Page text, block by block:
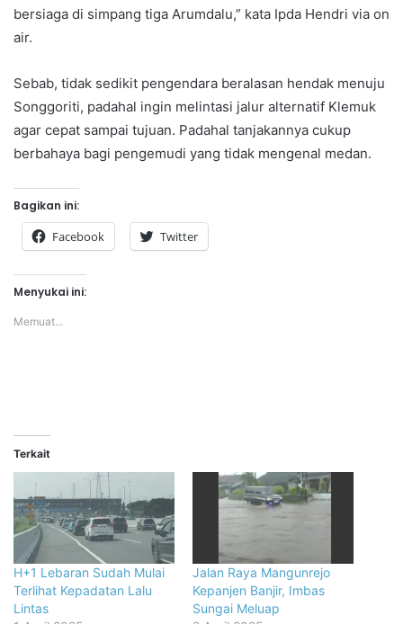
bersiaga di simpang tiga Arumdalu,” kata Ipda Hendri via on
air.
Sebab, tidak sedikit pengendara beralasan hendak menuju
Songgoriti, padahal ingin melintasi jalur alternatif Klemuk
agar cepat sampai tujuan. Padahal tanjakannya cukup
berbahaya bagi pengemudi yang tidak mengenal medan.
Bagikan ini:
Facebook Twitter
Menyukai ini:
Memuat...
Terkait
H+1 Lebaran Sudah Mulai
Terlihat Kepadatan Lalu
Lintas
Jalan Raya Mangunrejo
Kepanjen Banjir, Imbas
Sungai Meluap